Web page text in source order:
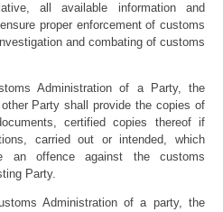
all available information and
proper enforcement of customs
and combating of customs
Administration of a Party, the
Party shall provide the copies of
certified copies thereof if
carried out or intended, which
an offence against the customs
Party.
Administration of a party, the